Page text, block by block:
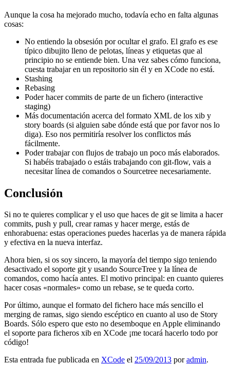
Aunque la cosa ha mejorado mucho, todavía echo en falta algunas
cosas:
No entiendo la obsesión por ocultar el grafo. El grafo es ese
típico dibujito lleno de pelotas, líneas y etiquetas que al
principio no se entiende bien. Una vez sabes cómo funciona,
cuesta trabajar en un repositorio sin él y en XCode no está.
Stashing
Rebasing
Poder hacer commits de parte de un fichero (interactive
staging)
Más documentación acerca del formato XML de los xib y
story boards (si alguien sabe dónde está que por favor nos lo
diga). Eso nos permitiría resolver los conflictos más
fácilmente.
Poder trabajar con flujos de trabajo un poco más elaborados.
Si habéis trabajado o estáis trabajando con git-flow, vais a
necesitar línea de comandos o Sourcetree necesariamente.
Conclusión
Si no te quieres complicar y el uso que haces de git se limita a hacer
commits, push y pull, crear ramas y hacer merge, estás de
enhorabuena: estas operaciones puedes hacerlas ya de manera rápida
y efectiva en la nueva interfaz.
Ahora bien, si os soy sincero, la mayoría del tiempo sigo teniendo
desactivado el soporte git y usando SourceTree y la línea de
comandos, como hacía antes. El motivo principal: en cuanto quieres
hacer cosas «normales» como un rebase, se te queda corto.
Por último, aunque el formato del fichero hace más sencillo el
merging de ramas, sigo siendo escéptico en cuanto al uso de Story
Boards. Sólo espero que esto no desemboque en Apple eliminando
el soporte para ficheros xib en XCode ¡me tocará hacerlo todo por
código!
Esta entrada fue publicada en XCode el 25/09/2013 poradmin.